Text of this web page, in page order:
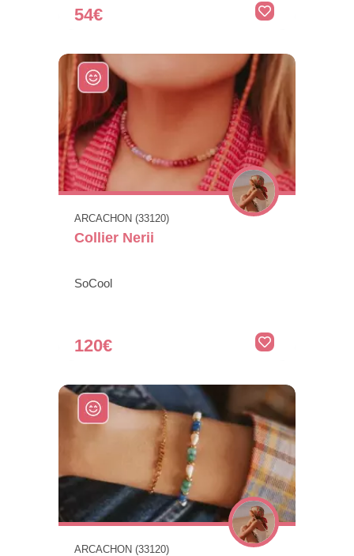
54€
ARCACHON (33120)
Collier Nerii
SoCool
120€
ARCACHON (33120)